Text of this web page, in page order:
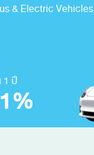
& Electric Vehicles
1 ปี